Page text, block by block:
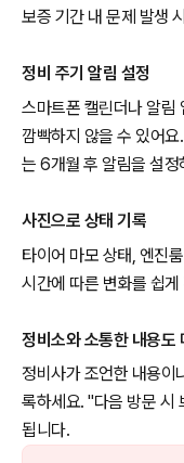
보증 기간 내 문제 발생
정비 주기 알림 설정
스마트폰 캘린더나 알림
깜빡하지 않을 수 있어
는 6개월 후 알림을 설정
사진으로 상태 기록
타이어 마모 상태, 엔진
시간에 따른 변화를 쉽
정비소와 소통한 내용도
정비사가 조언한 내용이
록하세요. "다음 방문 시
됩니다.